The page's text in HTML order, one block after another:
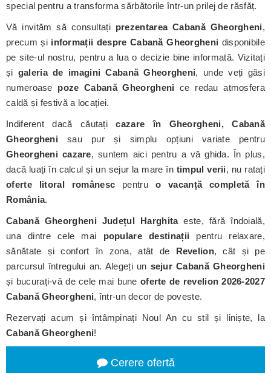
special pentru a transforma sărbătorile într-un prilej de răsfăț.
Vă invităm să consultați prezentarea Cabană Gheorgheni,
precum și informații despre Cabană Gheorgheni disponibile
pe site-ul nostru, pentru a lua o decizie bine informată. Vizitați
și galeria de imagini Cabană Gheorgheni, unde veți găsi
numeroase poze Cabană Gheorgheni ce redau atmosfera
caldă și festivă a locației.
Indiferent dacă căutațicazare în Gheorgheni, Cabană
Gheorgheni sau pur și simplu opțiuni variate pentru
Gheorgheni cazare, suntem aici pentru a vă ghida. În plus,
dacă luați în calcul și un sejur la mare în timpul verii, nu ratați
oferte litoral românesc pentru o vacanță completă în
România.
Cabană Gheorgheni Județul Harghitaeste, fără îndoială,
una dintre cele mai populare destinații pentru relaxare,
sănătate și confort în zona, atât de Revelion, cât și pe
parcursul întregului an. Alegeți un sejur Cabană Gheorgheni
și bucurați-vă de cele mai bune oferte de revelion 2026-2027
Cabană Gheorgheni, într-un decor de poveste.
Rezervați acum și întâmpinați Noul An cu stil și liniște, la
Cabană Gheorgheni!
Cerere ofertă